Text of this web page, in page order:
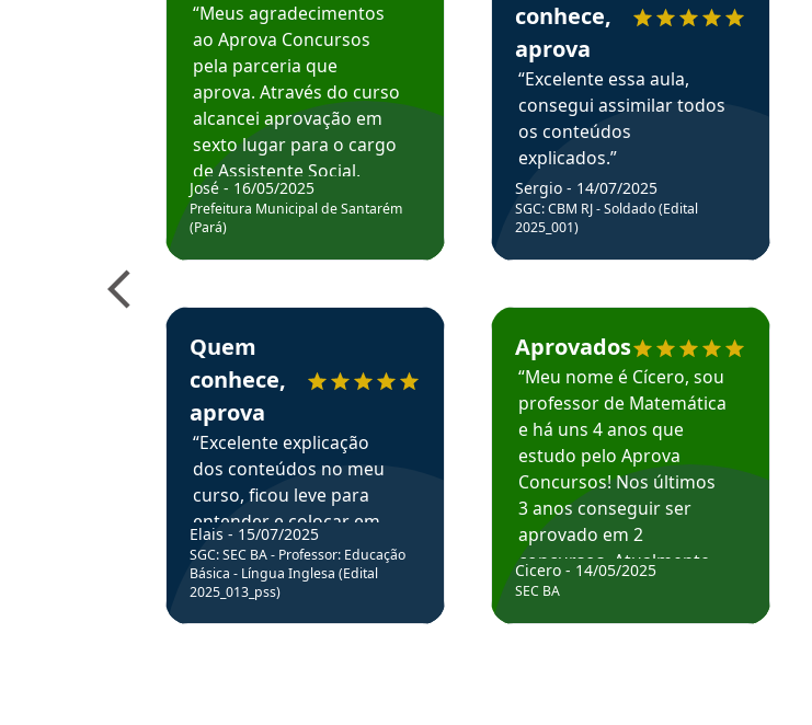
“Meus agradecimentos
ao Aprova Concursos
pela parceria que
aprova. Através do curso
alcancei aprovação em
sexto lugar para o cargo
de Assistente Social.
Hoje estou atuando na
Prefeitura de Santarém.
José - 16/05/2025
Prefeitura Municipal de Santarém
(Pará)
Estudante Elais recomenda o Aprova Concursos em depoimento
Quem
conhece,
aprova
“Excelente explicação
dos conteúdos no meu
curso, ficou leve para
entender e colocar em
prática através da
resolução de questões.”
Elais - 15/07/2025
SGC: SEC BA - Professor: Educação
Básica - Língua Inglesa (Edital
2025_013_pss)
conhece,
aprova
“Excelente essa aula,
consegui assimilar todos
os conteúdos
explicados.”
Sergio - 14/07/2025
SGC: CBM RJ - Soldado (Edital
2025_001)
Estudante Cicero recomenda o Aprova
Aprovados
“Meu nome é Cícero, sou
professor de Matemática
e há uns 4 anos que
estudo pelo Aprova
Concursos! Nos últimos
3 anos conseguir ser
aprovado em 2
concursos. Atualmente,
estou atuando como
Cicero - 14/05/2025
SEC BA